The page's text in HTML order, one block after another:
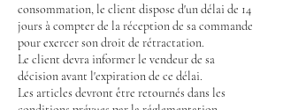
consommation, le client dispose d'un délai de 14
jours à compter de la réception de sa commande
pour exercer son droit de rétractation.
Le client devra informer le vendeur de sa
décision avant l'expiration de ce délai.
Les articles devront être retournés dans les